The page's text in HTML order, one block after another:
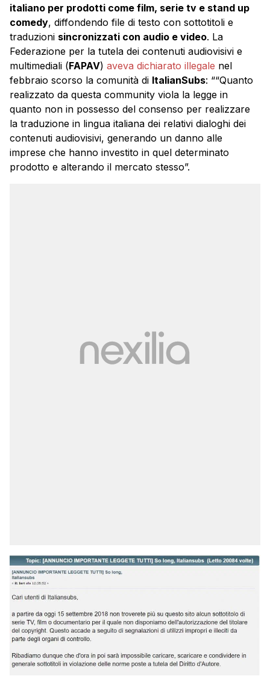
italiano per prodotti come film, serie tv e stand up
comedy, diffondendo file di testo con sottotitoli e
traduzioni sincronizzati con audio e video. La
Federazione per la tutela dei contenuti audiovisivi e
multimediali (FAPAV) aveva dichiarato illegale nel
febbraio scorso la comunità di ItalianSubs: ““Quanto
realizzato da questa community viola la legge in
quanto non in possesso del consenso per realizzare
la traduzione in lingua italiana dei relativi dialoghi dei
contenuti audiovisivi, generando un danno alle
imprese che hanno investito in quel determinato
prodotto e alterando il mercato stesso”.